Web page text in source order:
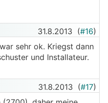
31.8.2013 (#16)
sehr ok. Kriegst dann
und Installateur.
31.8.2013 (#17)